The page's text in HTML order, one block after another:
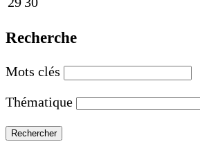
Recherche
Mots clés
Thématique